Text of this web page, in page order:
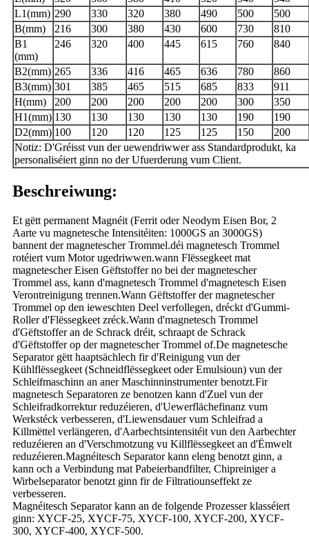
L1(mm) 290 330 320 380 490 500
500
B(mm)
216 300 380 430 600 730
810
B1
(mm)
246 320 400 445 615 760 840
B2(mm) 265 336 416 465 636 780
860
B3(mm) 301 385 465 515 685 833
911
H(mm)
200 200 200 200 200 300
350
H1(mm) 130 130 130 130 130 190
190
D2(mm) 100 120 120 125 125 150
200
Notiz: D'Gréisst vun der uewendriwwer ass Standardprodukt, ka
personaliséiert ginn no der Ufuerderung vum Client.
Beschreiwung:
Et gëtt permanent Magnéit (Ferrit oder Neodym Eisen Bor, 2
Aarte vu magnetesche Intensitéiten: 1000GS an 3000GS)
bannent der magnetescher Trommel.déi magnetesch Trommel
rotéiert vum Motor ugedriwwen.wann Flëssegkeet mat
magnetescher Eisen Gëftstoffer no bei der magnetescher
Trommel ass, kann d'magnetesch Trommel d'magnetesch Eisen
Verontreinigung trennen.Wann Gëftstoffer der magnetescher
Trommel op den ieweschten Deel verfollegen, dréckt d'Gummi-
Roller d'Flëssegkeet zréck.Wann d'magnetesch Trommel
d'Gëftstoffer an de Schrack dréit, schraapt de Schrack
d'Gëftstoffer op der magnetescher Trommel of.De magnetesche
Separator gëtt haaptsächlech fir d'Reinigung vun der
Kühlflëssegkeet (Schneidflëssegkeet oder Emulsioun) vun der
Schleifmaschinn an aner Maschinninstrumenter benotzt.Fir
magnetesch Separatoren ze benotzen kann d'Zuel vun der
Schleifradkorrektur reduzéieren, d'Uewerflächefinanz vum
Werkstéck verbesseren, d'Liewensdauer vum Schleifrad a
Killmëttel verlängeren, d'Aarbechtsintensitéit vun den Aarbechter
reduzéieren an d'Verschmotzung vu Killflëssegkeet an d'Ëmwelt
reduzéieren.Magnéitesch Separator kann eleng benotzt ginn, a
kann och a Verbindung mat Pabeierbandfilter, Chipreiniger a
Wirbelseparator benotzt ginn fir de Filtratiounseffekt ze
verbesseren.
Magnéitesch Separator kann an de folgende Prozesser klasséiert
ginn: XYCF-25, XYCF-75, XYCF-100, XYCF-200, XYCF-
300, XYCF-400, XYCF-500.